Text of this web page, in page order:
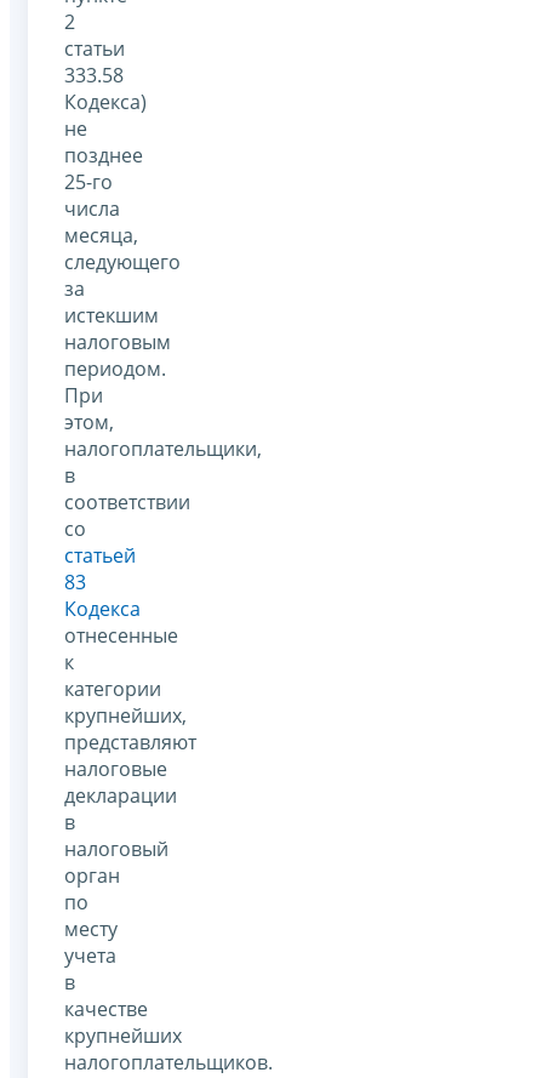
2
статьи
333.58
Кодекса)
не
позднее
25-го
числа
месяца,
следующего
за
истекшим
налоговым
периодом.
При
этом,
налогоплательщики,
в
соответствии
со
статьей
83
Кодекса
отнесенные
к
категории
крупнейших,
представляют
налоговые
декларации
в
налоговый
орган
по
месту
учета
в
качестве
крупнейших
налогоплательщиков.